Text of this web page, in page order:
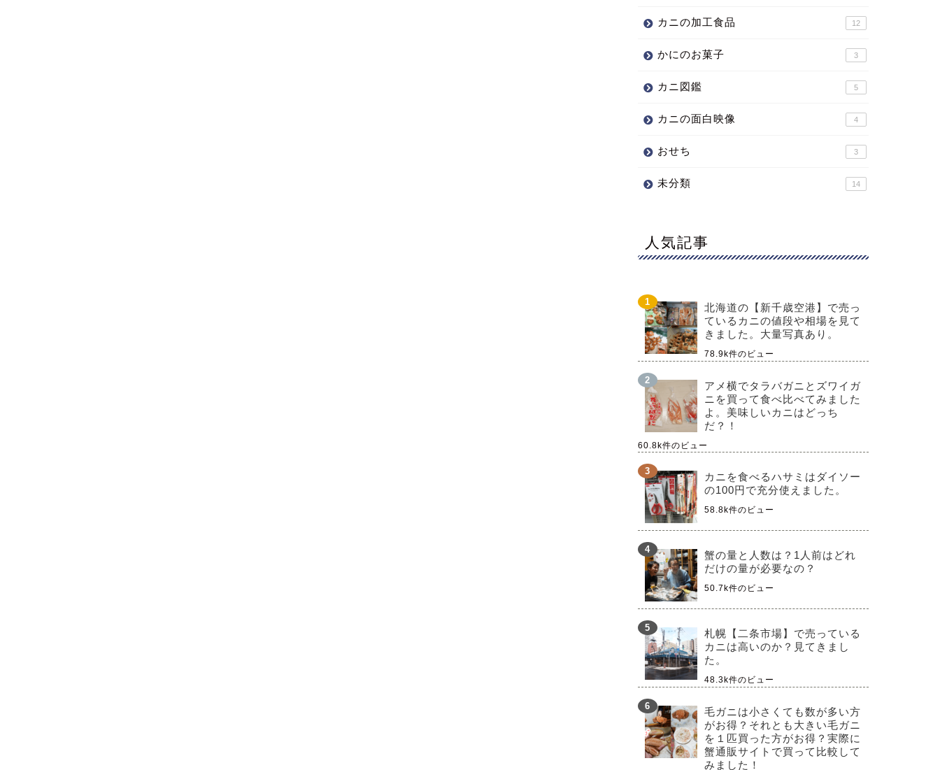
カニの加工食品 12
かにのお菓子 3
カニ図鑑 5
カニの面白映像 4
おせち 3
未分類 14
人気記事
北海道の【新千歳空港】で売っ
ているカニの値段や相場を見て
きました。大量写真あり。
78.9k件のビュー
アメ横でタラバガニとズワイガ
ニを買って食べ比べてみました
よ。美味しいカニはどっち
だ？！
60.8k件のビュー
カニを食べるハサミはダイソー
の100円で充分使えました。
58.8k件のビュー
蟹の量と人数は？1人前はどれ
だけの量が必要なの？
50.7k件のビュー
札幌【二条市場】で売っている
カニは高いのか？見てきまし
た。
48.3k件のビュー
毛ガニは小さくても数が多い方
がお得？それとも大きい毛ガニ
を１匹買った方がお得？実際に
蟹通販サイトで買って比較して
みました！